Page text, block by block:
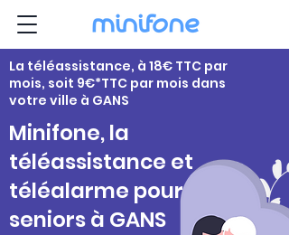
La téléassistance, à 18€ TTC par
mois, soit 9€*TTC par mois dans
votre ville à GANS
Minifone, la
téléassistance et
téléalarme pour
seniors à GANS